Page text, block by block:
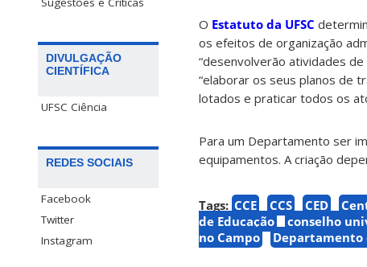
DIVULGAÇÃO
CIENTÍFICA
UFSC Ciência
REDES SOCIAIS
Facebook
Twitter
Instagram
O Estatuto da UFSC
os efeitos de organização
“desenvolverão atividades
“elaborar os seus planos de
lotados e praticar todos os
Para um Departamento ser
equipamentos. A criação
Tags: CCE CCS CED
de Educação
conselho
no Campo
Departamento